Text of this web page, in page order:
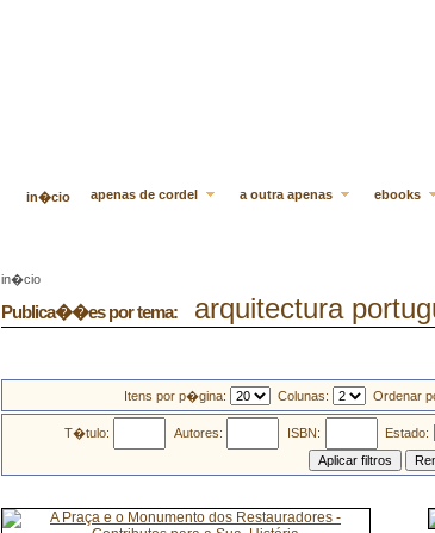
in�cio apenas de cordel a outra apenas ebooks
in�cio
Publica��es por tema: arquitectura
Itens por p�gina: Colunas: Ordenar
T�tulo: Autores: ISBN: Estado: